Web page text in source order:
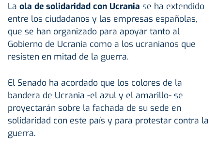
La ola de solidaridad con Ucrania se ha extendido
entre los ciudadanos y las empresas españolas,
que se han organizado para apoyar tanto al
Gobierno de Ucrania como a los ucranianos que
resisten en mitad de la guerra.
El Senado ha acordado que los colores de la
bandera de Ucrania -el azul y el amarillo- se
proyectarán sobre la fachada de su sede en
solidaridad con este país y para protestar contra la
guerra.